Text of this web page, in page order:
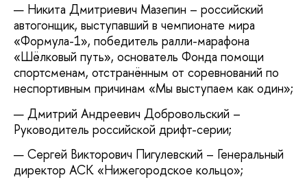
Никита Дмитриевич Мазепин – российский
автогонщик, выступавший в чемпионате мира
«Формула-1», победитель ралли-марафона
«Шёлковый путь», основатель Фонда помощи
спортсменам, отстранённым от соревнований по
неспортивным причинам «Мы выступаем как один»;
Дмитрий Андреевич Добровольский –
Руководитель российской дрифт-серии;
Сергей Викторович Пигулевский – Генеральный
директор АСК «Нижегородское кольцо»;